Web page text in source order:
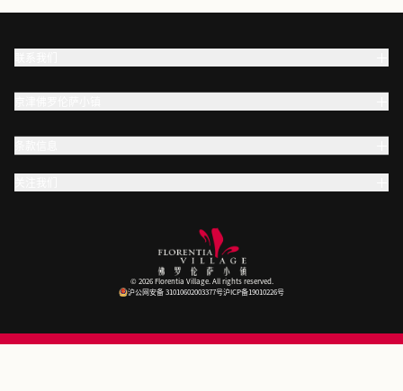
© 2026 Florentia Village. All rights reserved.
沪公网安备 31010602003377号沪ICP备19010226号